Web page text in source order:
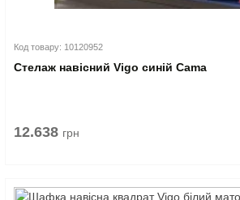
Код товару: 10120952
Стелаж навісний Vigo синій Cama
12.638 грн